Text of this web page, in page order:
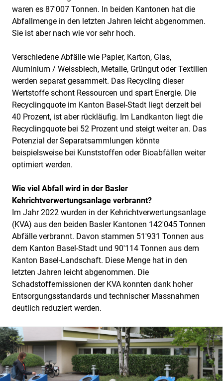
waren es 87'007 Tonnen. In beiden Kantonen hat die
Abfallmenge in den letzten Jahren leicht abgenommen.
Sie ist aber nach wie vor sehr hoch.
Verschiedene Abfälle wie Papier, Karton, Glas,
Aluminium / Weissblech, Metalle, Grüngut oder Textilien
werden separat gesammelt. Das Recycling dieser
Wertstoffe schont Ressourcen und spart Energie. Die
Recyclingquote im Kanton Basel-Stadt liegt derzeit bei
40 Prozent, ist aber rückläufig. Im Landkanton liegt die
Recyclingquote bei 52 Prozent und steigt weiter an. Das
Potenzial der Separatsammlungen könnte
beispielsweise bei Kunststoffen oder Bioabfällen weiter
optimiert werden.
Wie viel Abfall wird in der Basler
Kehrichtverwertungsanlage verbrannt?
Im Jahr 2022 wurden in der Kehrichtverwertungsanlage
(KVA) aus den beiden Basler Kantonen 142'045 Tonnen
Abfälle verbrannt. Davon stammen 51'931 Tonnen aus
dem Kanton Basel-Stadt und 90'114 Tonnen aus dem
Kanton Basel-Landschaft. Diese Menge hat in den
letzten Jahren leicht abgenommen. Die
Schadstoffemissionen der KVA konnten dank hoher
Entsorgungsstandards und technischer Massnahmen
deutlich reduziert werden.